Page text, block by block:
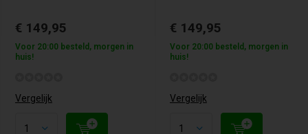
€ 149,95
Voor 20:00 besteld, morgen in
huis!
Vergelijk
€ 149,95
Voor 20:00 besteld, morgen in
huis!
Vergelijk